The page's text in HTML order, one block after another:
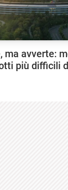
ma avverte:
più difficili